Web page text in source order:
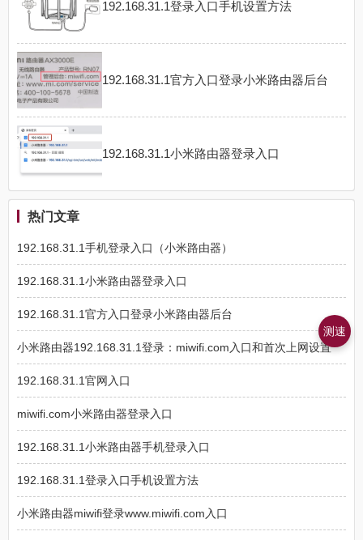
192.168.31.1登录入口手机设置方法
192.168.31.1官方入口登录小米路由器后台
192.168.31.1小米路由器登录入口
热门文章
192.168.31.1手机登录入口（小米路由器）
192.168.31.1小米路由器登录入口
192.168.31.1官方入口登录小米路由器后台
小米路由器192.168.31.1登录：miwifi.com入口和首次上网设置
192.168.31.1官网入口
miwifi.com小米路由器登录入口
192.168.31.1小米路由器手机登录入口
192.168.31.1登录入口手机设置方法
小米路由器miwifi登录www.miwifi.com入口
测速